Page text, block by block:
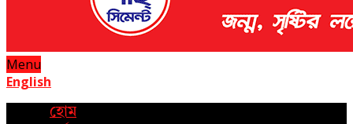
Menu
English
হোম